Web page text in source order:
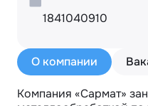
О компании
Компания «Сармат»
1841040910